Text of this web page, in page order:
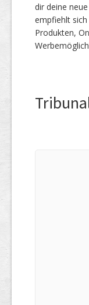
dir deine
empfiehlt
Produkten,